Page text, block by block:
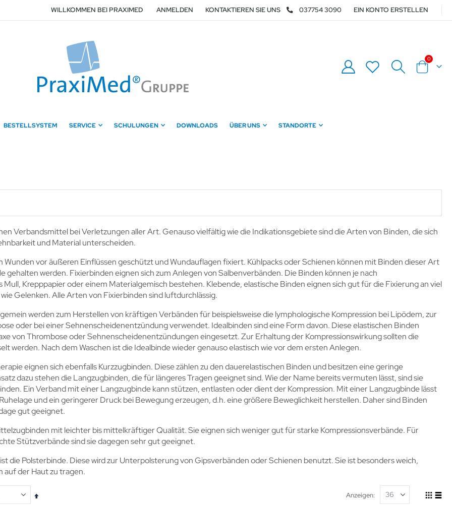
WILLKOMMEN BEI PRAXIMED ANMELDEN KONTAKTIEREN SIE UNS 037754 3090 EIN KONTO ERSTELLEN
Warenkorb
0Artikel
BESTELLSYSTEM SERVICE SCHULUNGEN DOWNLOADS ÜBER UNS STANDORTE
Verbandsmittel bei Verletzungen aller Art. Genauso vielfältig wie die Indikationsgebiete sind die Arten von Binden, die sich
und Material unterscheiden.
Wunden vor äußeren Einflüssen geschützt und Wundauflagen fixiert. Kühlpacks oder Schienen können mit Binden dieser Art
gehalten werden. Fixierbinden eignen sich zum Anlegen von Salbenverbänden. Die Binden können je nach
Mull, Krepppapier oder einem Materialgemisch bestehen. Klebende, elastische Binden eignen sich gut für die Fixierung an viel
Gelenken. Alle Arten von Fixierbinden sind luftdurchlässig.
werden zum Herstellen von kräftigen Verbänden für beispielsweise die lymphologische Kompression bei Lipödem, zur
oder bei einer Sehnenscheidenentzündung verwendet. Idealbinden sind eine Form davon. Diese elastischen Binden
von Thrombose oder Sehnenscheidenentzündungen eingesetzt. Zur Erhaltung der Kompressionswirkung sollten die
werden. Nach dem Waschen ist die Idealbinde wieder genauso elastisch wie vor dem ersten Anlegen.
eignen sich ebenfalls Kurzzugbinden. Diese zählen zu den dauerelastischen Binden und besitzen eine geringe
dazu stehen die Langzugbinden, die für längeres Tragen geeignet sind. Wie der Name bereits vermuten lässt, sind sie
Ein Verband mit einer Langzugbinde kann stützen, entlasten oder dient der Kompression. Mit einer Langzugbinde lässt
und ein geringerer Druck bei Bewegung erzeugen, d.h. eine größere Beweglichkeit herstellen. Daher sind Binden
gut geeignet.
mit leichter bis mittelkräftiger Qualität. Sie eignen sich weniger gut für starke Kompressionsverbände. Für
Stützverbände sind sie dagegen sehr gut geeignet.
die Polsterbinde. Diese wird zur Unterpolsterung von Gipsverbänden oder Schienen benutzt. Sie ist besonders weich,
auf der Haut zu tragen.
In
Anzeigen
Ansicht